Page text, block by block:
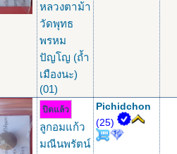
หลวงตาม้า
วัดพุทธ
พรหม
ปัญโญ (ถ้ำ
เมืองนะ)
(01)
ปิดแล้ว
ลูกอมแก้ว
มณีนพรัตน์
Pichidchon
(25)